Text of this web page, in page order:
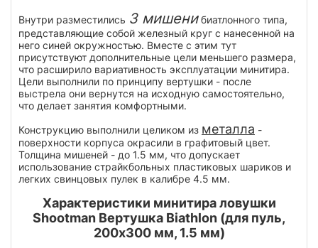
Внутри разместились 3 мишенибиатлонного типа,
представляющие собой железный круг с нанесенной на
него синей окружностью. Вместе с этим тут
присутствуют дополнительные цели меньшего размера,
что расширило вариативность эксплуатации минитира.
Цели выполнили по принципу вертушки - после
выстрела они вернутся на исходную самостоятельно,
что делает занятия комфортными.
Конструкцию выполнили целиком из металла -
поверхности корпуса окрасили в графитовый цвет.
Толщина мишеней - до 1.5 мм, что допускает
использование страйкбольных пластиковых шариков и
легких свинцовых пулек в калибре 4.5 мм.
Характеристики минитира ловушки
Shootman Вертушка Biathlon (для пуль,
200x300 мм, 1.5 мм)